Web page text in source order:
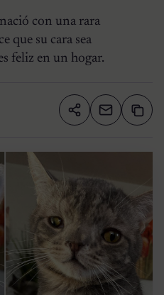
con una rara
que su cara sea
feliz en un hogar.
Compartir